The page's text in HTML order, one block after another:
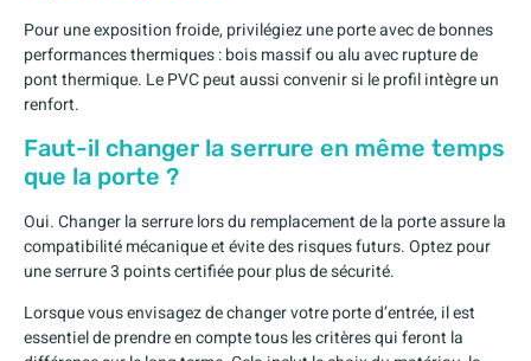
Pour une exposition froide, privilégiez une porte avec de bonnes
performances thermiques : bois massif ou alu avec rupture de
pont thermique. Le PVC peut aussi convenir si le profil intègre un
renfort.
Faut-il changer la serrure en même temps
que la porte ?
Oui. Changer la serrure lors du remplacement de la porte assure la
compatibilité mécanique et évite des risques futurs. Optez pour
une serrure 3 points certifiée pour plus de sécurité.
Lorsque vous envisagez de changer votre porte d’entrée, il est
essentiel de prendre en compte tous les critères qui feront la